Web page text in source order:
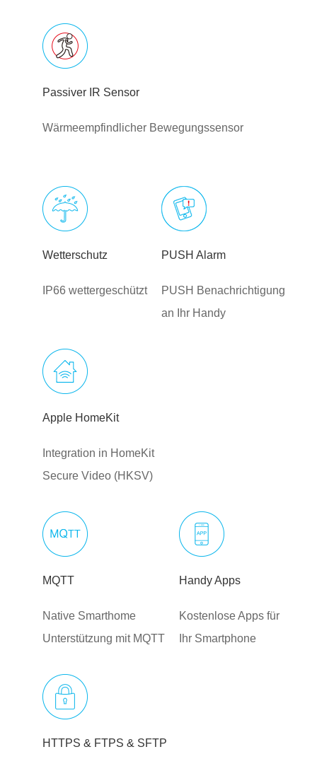
Passiver IR Sensor
Wärmeempfindlicher Bewegungssensor
Wetterschutz
IP66 wettergeschützt
PUSH Alarm
PUSH Benachrichtigung
an Ihr Handy
Apple HomeKit
Integration in HomeKit
Secure Video (HKSV)
MQTT
Native Smarthome
Unterstützung mit MQTT
Handy Apps
Kostenlose Apps für
Ihr Smartphone
HTTPS & FTPS & SFTP